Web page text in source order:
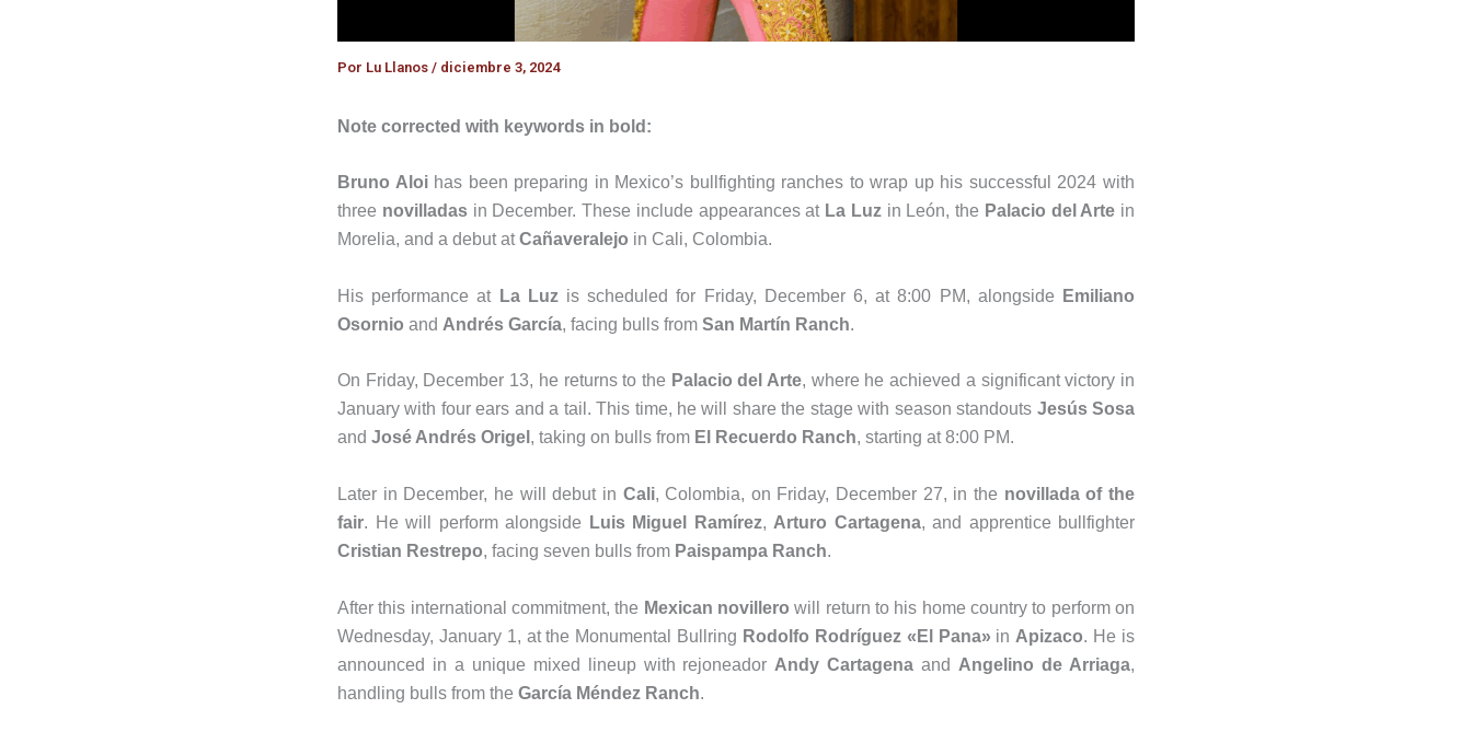
Por Lu Llanos / diciembre 3, 2024
Note corrected with keywords in bold:
Bruno Aloihas been preparing in Mexico’s bullfighting ranches to wrap up his successful 2024 with
three novilladasin December. These include appearances at La Luzin León, the Palacio del Arte in
Morelia, and a debut atCañaveralejo in Cali, Colombia.
His performance at La Luzis scheduled for Friday, December 6, at 8:00 PM, alongside
Emiliano
Osornio and Andrés García, facing bulls from San Martín Ranch.
On Friday, December 13, he returns to the Palacio del Arte, where he achieved a significant victory in
January with four ears and a tail. This time, he will share the stage with season standouts Jesús Sosa
and José Andrés Origel , taking on bulls from El Recuerdo Ranch, starting at 8:00 PM.
Later in December, he will debut in Cali, Colombia, on Friday, December 27, in the novillada of the
fair. He will perform alongside Luis Miguel Ramírez, Arturo Cartagena, and apprentice bullfighter
Cristian Restrepo, facing seven bulls from Paispampa Ranch.
After this international commitment, the Mexican novillero will return to his home country to perform on
Wednesday, January 1, at the Monumental Bullring Rodolfo Rodríguez «El Pana» in Apizaco. He is
announced in a unique mixed lineup with rejoneador Andy Cartagena and Angelino de Arriaga,
handling bulls from the García Méndez Ranch.